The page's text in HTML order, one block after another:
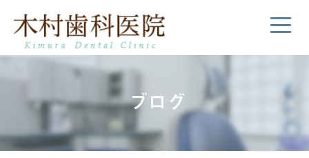
ブログ